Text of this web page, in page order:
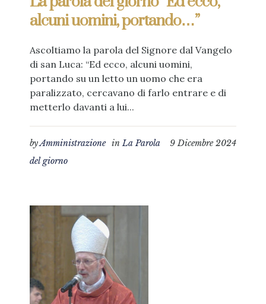
alcuni uomini, portando…”
Ascoltiamo la parola del Signore dal Vangelo
di san Luca: “Ed ecco, alcuni uomini,
portando su un letto un uomo che era
paralizzato, cercavano di farlo entrare e di
metterlo davanti a lui...
9 Dicembre 2024
byAmministrazione inLa Parola
del giorno